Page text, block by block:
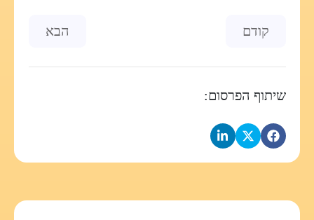
Previous article: מכתב גלוי לחתן פרס ישראל – ארז ביטון!
קודם Next article: צעיר, לעזאזל!
הבא
שיתוף הפרסום: